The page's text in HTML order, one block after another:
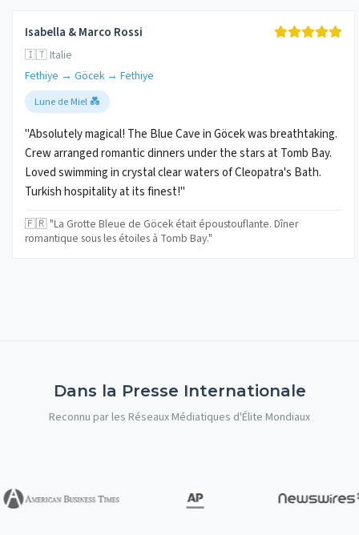
Isabella & Marco Rossi
🇮🇹 Italie
Fethiye → Göcek → Fethiye
Lune de Miel 💑
"Absolutely magical! The Blue Cave in Göcek was breathtaking.
Crew arranged romantic dinners under the stars at Tomb Bay.
Loved swimming in crystal clear waters of Cleopatra's Bath.
Turkish hospitality at its finest!"
🇫🇷 "La Grotte Bleue de Göcek était époustouflante. Dîner
romantique sous les étoiles à Tomb Bay."
Dans la Presse Internationale
Reconnu par les Réseaux Médiatiques d'Élite Mondiaux